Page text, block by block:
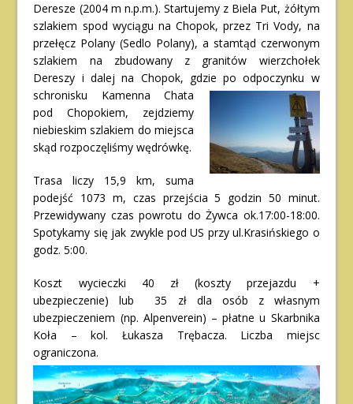
Deresze (2004 m n.p.m.). Startujemy z Biela Put, żółtym
szlakiem spod wyciągu na Chopok, przez Tri Vody, na
przełęcz Polany (Sedlo Polany), a stamtąd czerwonym
szlakiem na zbudowany z granitów wierzchołek
Dereszy i dalej na Chopok, gdzie po odpoczynku w
schronisku Kamenna Chata
pod Chopokiem, zejdziemy
niebieskim szlakiem do miejsca
skąd rozpoczęliśmy wędrówkę.
Trasa liczy 15,9 km, suma
podejść 1073 m, czas przejścia 5 godzin 50 minut.
Przewidywany czas powrotu do Żywca ok.17:00-18:00.
Spotykamy się jak zwykle pod US przy ul.Krasińskiego o
godz. 5:00.
Koszt wycieczki 40 zł (koszty przejazdu +
ubezpieczenie) lub 35 zł dla osób z własnym
ubezpieczeniem (np. Alpenverein) – płatne u Skarbnika
Koła – kol. Łukasza Trębacza. Liczba miejsc
ograniczona.